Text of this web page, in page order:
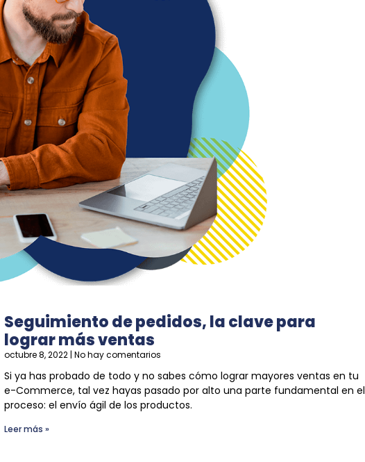
Seguimiento de pedidos, la clave para
lograr más ventas
octubre 8, 2022 No hay comentarios
Si ya has probado de todo y no sabes cómo lograr mayores ventas en tu
e-Commerce, tal vez hayas pasado por alto una parte fundamental en el
proceso: el envío ágil de los productos.
Leer más »